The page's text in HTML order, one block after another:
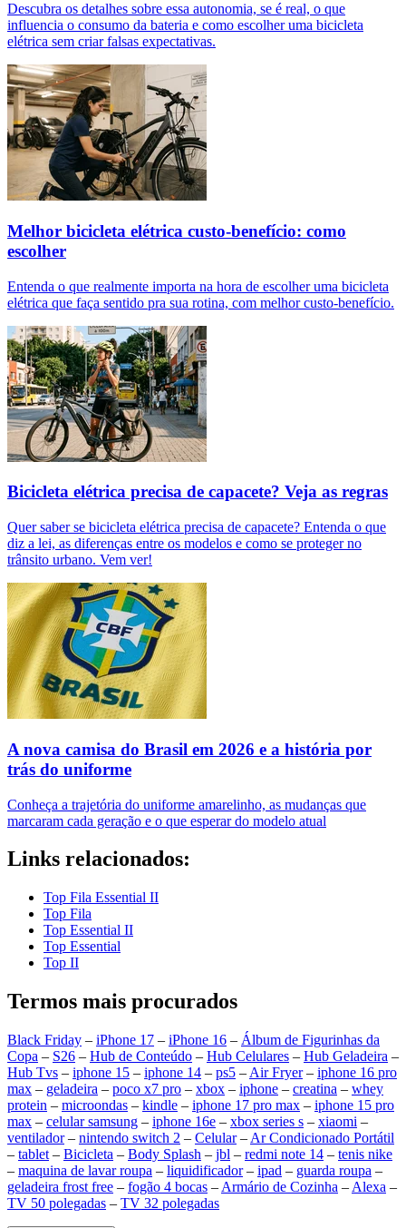
Descubra os detalhes sobre essa autonomia, se é real, o que
influencia o consumo da bateria e como escolher uma bicicleta
elétrica sem criar falsas expectativas.
Melhor bicicleta elétrica custo-benefício: como
escolher
Entenda o que realmente importa na hora de escolher uma bicicleta
elétrica que faça sentido pra sua rotina, com melhor custo-benefício.
Bicicleta elétrica precisa de capacete? Veja as regras
Quer saber se bicicleta elétrica precisa de capacete? Entenda o que
diz a lei, as diferenças entre os modelos e como se proteger no
trânsito urbano. Vem ver!
A nova camisa do Brasil em 2026 e a história por
trás do uniforme
Conheça a trajetória do uniforme amarelinho, as mudanças que
marcaram cada geração e o que esperar do modelo atual
Links relacionados:
Top Fila Essential II
Top Fila
Top Essential II
Top Essential
Top II
Termos mais procurados
Black Friday – iPhone 17 – iPhone 16 – Álbum de Figurinhas da
Copa – S26 – Hub de Conteúdo – Hub Celulares – Hub Geladeira –
Hub Tvs – iphone 15 – iphone 14 – ps5 – Air Fryer– iphone 16 pro
max – geladeira – poco x7 pro – xbox – iphone – creatina – whey
protein – microondas – kindle – iphone 17 pro max – iphone 15 pro
max – celular samsung – iphone 16e – xbox series s – xiaomi –
ventilador– nintendo switch 2 – Celular– Ar Condicionado Portátil
– tablet – Bicicleta – Body Splash – jbl – redmi note 14 – tenis nike
– maquina de lavar roupa – liquidificador– ipad – guarda roupa –
geladeira frost free – fogão 4 bocas – Armário de Cozinha – Alexa –
TV 50 polegadas – TV 32 polegadas